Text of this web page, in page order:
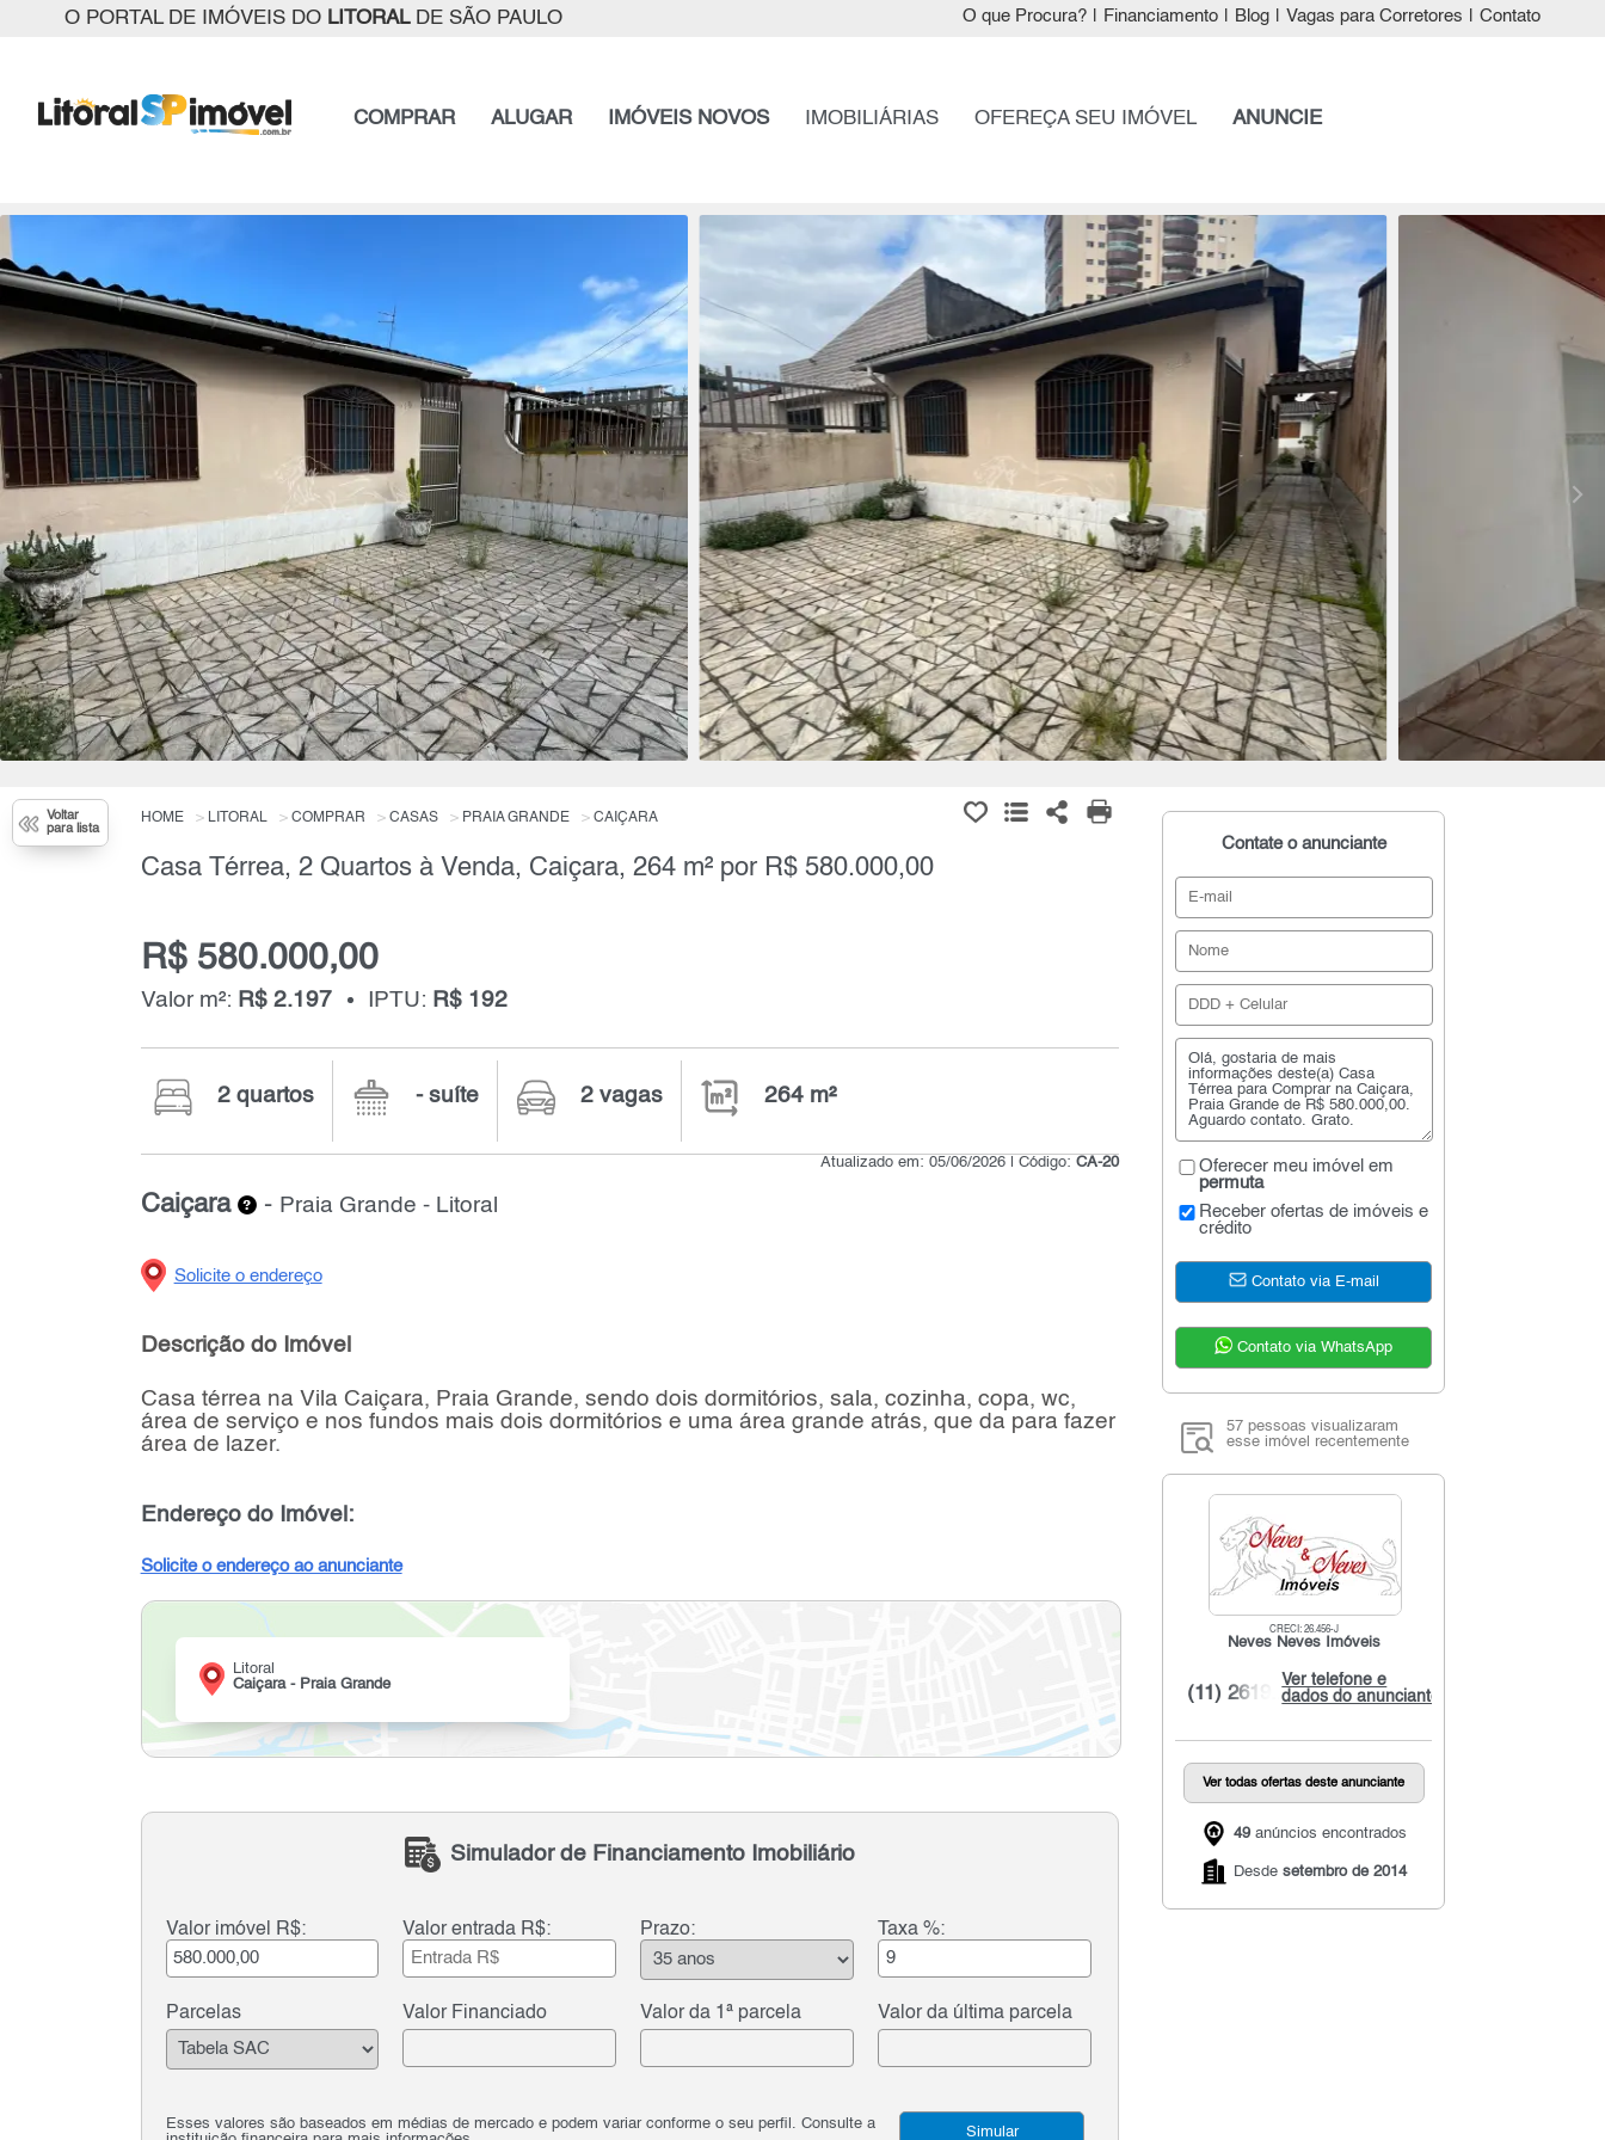
O PORTAL DE IMÓVEIS DO LITORALDE SÃO PAULO O que Procura? Financiamento Blog Vagas para Corretores Contato
COMPRAR ALUGAR IMÓVEIS NOVOS IMOBILIÁRIAS OFEREÇA SEU IMÓVEL ANUNCIE
Voltar
para lista
HOME LITORAL COMPRAR CASAS PRAIA GRANDE CAIÇARA
Casa Térrea, 2 Quartos à Venda, Caiçara, 264 m² por R$ 580.000,00
R$ 580.000,00
Valor m²: R$ 2.197 IPTU: R$ 192
2 quartos - suíte 2 vagas 264 m²
Atualizado em: 05/06/2026 | Código:CA-20
Caiçara - Praia Grande - Litoral
Solicite o endereço
Descrição do Imóvel
Casa térrea na Vila Caiçara, Praia Grande, sendo dois dormitórios, sala, cozinha, copa, wc,
área de serviço e nos fundos mais dois dormitórios e uma área grande atrás, que da para fazer
área de lazer.
Endereço do Imóvel:
Solicite o endereço ao anunciante
Litoral
Caiçara - Praia Grande
Simulador de Financiamento Imobiliário
Valor imóvel R$: Valor entrada R$: Prazo: Taxa %:
Parcelas Valor Financiado Valor da 1ª parcela Valor da última parcela
Esses valores são baseados em médias de mercado e podem variar conforme o seu perfil. Consulte a
Simular
Contate o anunciante
Oferecer meu imóvel em
permuta
Receber ofertas de imóveis e
crédito
Contato via E-mail
Contato via WhatsApp
57 pessoas visualizaram
esse imóvel recentemente
CRECI: 26.456-J
Neves Neves Imóveis
Ver telefone e
dados do anunciante
(11) 2619...
Ver todas ofertas deste anunciante
49 anúncios encontrados
Desdesetembro de 2014